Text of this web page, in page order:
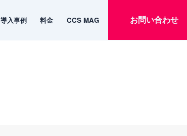
導入事例 料金 CCS MAG お問い合わせ